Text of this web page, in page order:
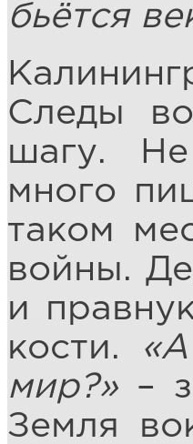
бьётся
Следы
шагу. Не
много
таком
войны.
и
кости.
мир?»–
Земля